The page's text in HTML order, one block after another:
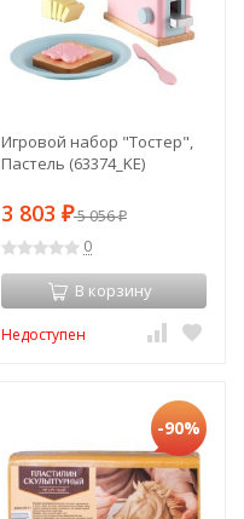
Игровой набор "Тостер",
Пастель (63374_KE)
3 803 ₽5 056₽
0
В корзину
Недоступен
-90%